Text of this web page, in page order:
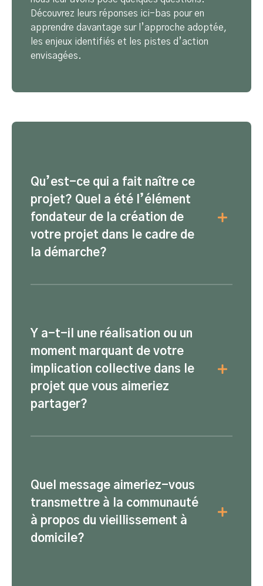
Découvrez leurs réponses ici-bas pour en
apprendre davantage sur l’approche adoptée,
les enjeux identifiés et les pistes d’action
envisagées.
1
Qu’est-ce qui a fait naître ce
projet? Quel a été l’élément
fondateur de la création de
votre projet dans le cadre de
la démarche?
2
Y a-t-il une réalisation ou un
moment marquant de votre
implication collective dans le
projet que vous aimeriez
partager?
3
Quel message aimeriez-vous
transmettre à la communauté
à propos du vieillissement à
domicile?